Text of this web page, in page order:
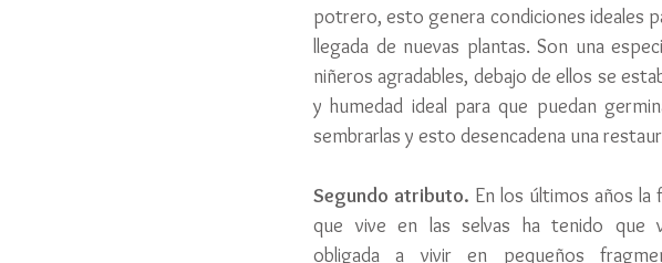
potrero, esto genera condiciones ideales
llegada de nuevas plantas. Son una
niñeros agradables, debajo de ellos se
y humedad ideal para que puedan
sembrarlas y esto desencadena una
Segundo atributo. En los últimos años la
que vive en las selvas ha tenido que
obligada a vivir en pequeños